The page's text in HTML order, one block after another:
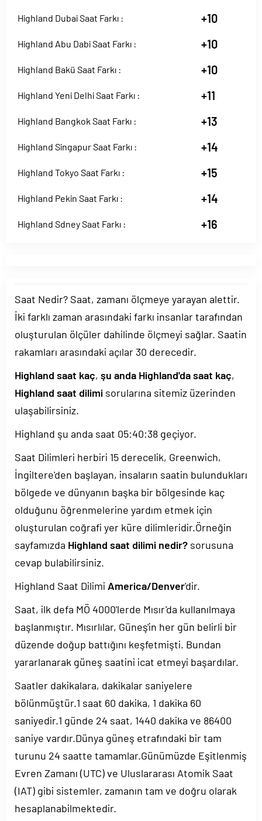
Highland Dubai Saat Farkı : +10
Highland Abu Dabi Saat Farkı : +10
Highland Bakü Saat Farkı : +10
Highland Yeni Delhi Saat Farkı : +11
Highland Bangkok Saat Farkı : +13
Highland Singapur Saat Farkı : +14
Highland Tokyo Saat Farkı : +15
Highland Pekin Saat Farkı : +14
Highland Sdney Saat Farkı : +16
Saat Nedir? Saat, zamanı ölçmeye yarayan alettir.
İki farklı zaman arasındaki farkı insanlar tarafından
oluşturulan ölçüler dahilinde ölçmeyi sağlar. Saatin
rakamları arasındaki açılar 30 derecedir.
Highland saat kaç, şu anda Highland'da saat kaç,
Highland saat dilimi sorularına sitemiz üzerinden
ulaşabilirsiniz.
Highland şu anda saat 05:40:38 geçiyor.
Saat Dilimleri herbiri 15 derecelik, Greenwich,
İngiltere'den başlayan, insaların saatin bulundukları
bölgede ve dünyanın başka bir bölgesinde kaç
olduğunu öğrenmelerine yardım etmek için
oluşturulan coğrafi yer küre dilimleridir.Örneğin
sayfamızda Highland saat dilimi nedir? sorusuna
cevap bulabilirsiniz.
Highland Saat Dilimi America/Denver'dir.
Saat, ilk defa MÖ 4000'lerde Mısır'da kullanılmaya
başlanmıştır. Mısırlılar, Güneş'in her gün belirli bir
düzende doğup battığını keşfetmişti. Bundan
yararlanarak güneş saatini icat etmeyi başardılar.
Saatler dakikalara, dakikalar saniyelere
bölünmüştür.1 saat 60 dakika, 1 dakika 60
saniyedir.1 günde 24 saat, 1440 dakika ve 86400
saniye vardır.Dünya güneş etrafındaki bir tam
turunu 24 saatte tamamlar.Günümüzde Eşitlenmiş
Evren Zamanı (UTC) ve Uluslararası Atomik Saat
(IAT) gibi sistemler, zamanın tam ve doğru olarak
hesaplanabilmektedir.